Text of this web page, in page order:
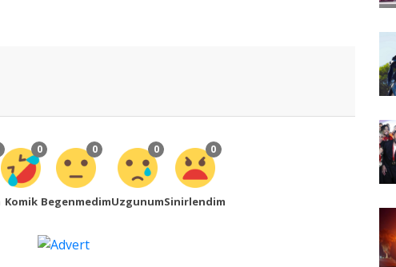
0
Komik
0
Begenmedim
0
Uzgunum
0
Sinirlendim